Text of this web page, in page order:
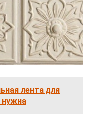
лента для
нужна